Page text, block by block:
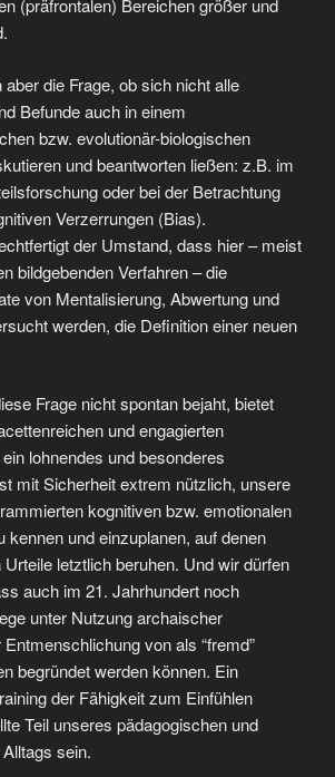
(präfrontalen) Bereichen größer und
die Frage, ob sich nicht alle
Befunde auch in einem
bzw. evolutionär-biologischen
und beantworten ließen: z.B. im
oder bei der Betrachtung
Verzerrungen (Bias).
der Umstand, dass hier – meist
bildgebenden Verfahren – die
von Mentalisierung, Abwertung und
werden, die Definition einer neuen
Frage nicht spontan bejaht, bietet
und engagierten
lohnendes und besonderes
mit Sicherheit extrem nützlich, unsere
kognitiven bzw. emotionalen
kennen und einzuplanen, auf denen
letztlich beruhen. Und wir dürfen
auch im 21. Jahrhundert noch
unter Nutzung archaischer
von als “fremd”
begründet werden können. Ein
der Fähigkeit zum Einfühlen
Teil unseres pädagogischen und
sein.